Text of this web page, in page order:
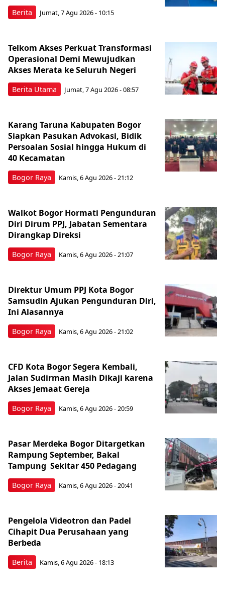
Berita Jumat, 7 Agu 2026 - 10:15
Berita Utama
Telkom Akses Perkuat Transformasi
Operasional Demi Mewujudkan
Akses Merata ke Seluruh Negeri
Jumat, 7 Agu 2026 - 08:57
Bogor Raya
Karang Taruna Kabupaten Bogor
Siapkan Pasukan Advokasi, Bidik
Persoalan Sosial hingga Hukum di
40 Kecamatan
Kamis, 6 Agu 2026 - 21:12
Bogor Raya
Walkot Bogor Hormati Pengunduran
Diri Dirum PPJ, Jabatan Sementara
Dirangkap Direksi
Kamis, 6 Agu 2026 - 21:07
Bogor Raya
Direktur Umum PPJ Kota Bogor
Samsudin Ajukan Pengunduran Diri,
Ini Alasannya
Kamis, 6 Agu 2026 - 21:02
Bogor Raya
CFD Kota Bogor Segera Kembali,
Jalan Sudirman Masih Dikaji karena
Akses Jemaat Gereja
Kamis, 6 Agu 2026 - 20:59
Bogor Raya
Pasar Merdeka Bogor Ditargetkan
Rampung September, Bakal
Tampung Sekitar 450 Pedagang
Kamis, 6 Agu 2026 - 20:41
Berita
Pengelola Videotron dan Padel
Cihapit Dua Perusahaan yang
Berbeda
Kamis, 6 Agu 2026 - 18:13